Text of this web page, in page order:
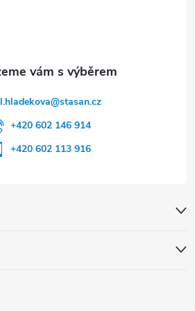
l.hladekova@stasan.cz
+420 602 146 914
+420 602 113 916